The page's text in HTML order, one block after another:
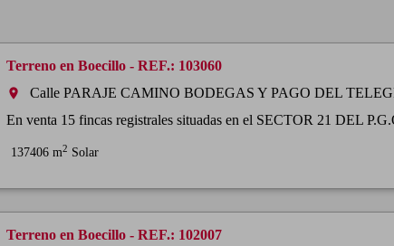
Terreno en Boecillo - REF.: 103060
room
Calle PARAJE CAMINO BODEGAS Y PAGO DEL
En venta 15 fincas registrales situadas en el SECTOR 21 DEL
137406 m2 Solar
Terreno en Boecillo - REF.: 102007